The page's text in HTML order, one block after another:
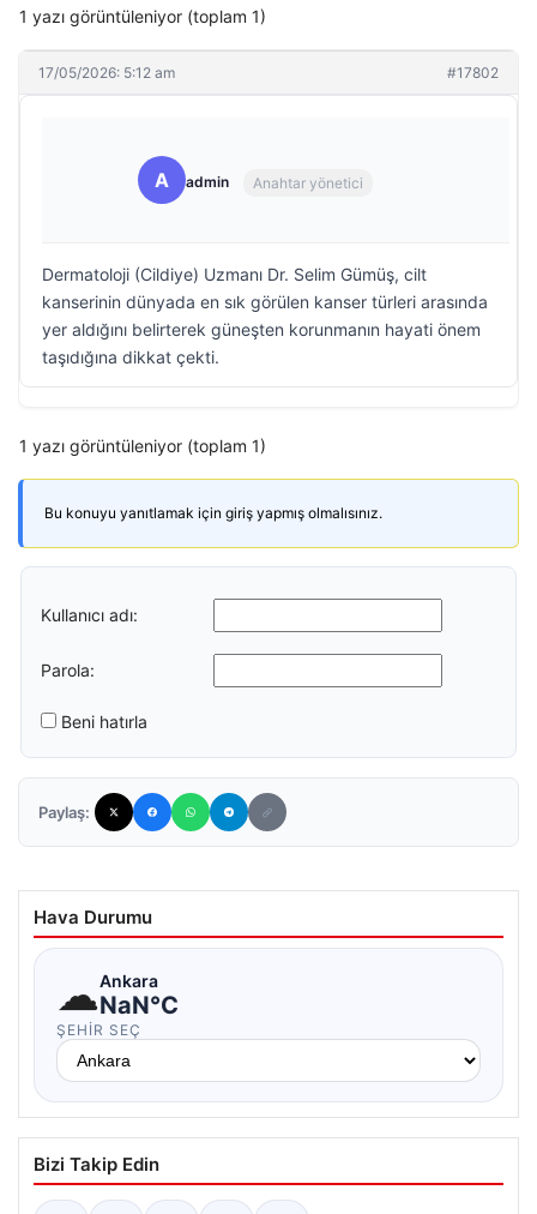
1 yazı görüntüleniyor (toplam 1)
17/05/2026: 5:12 am #17802
A admin Anahtar yönetici
Dermatoloji (Cildiye) Uzmanı Dr. Selim Gümüş, cilt
kanserinin dünyada en sık görülen kanser türleri arasında
yer aldığını belirterek güneşten korunmanın hayati önem
taşıdığına dikkat çekti.
1 yazı görüntüleniyor (toplam 1)
Bu konuyu yanıtlamak için giriş yapmış olmalısınız.
Kullanıcı adı:
Parola:
Beni hatırla
Paylaş:
Hava Durumu
☁Ankara
NaN°C
ŞEHIR SEÇ
Bizi Takip Edin